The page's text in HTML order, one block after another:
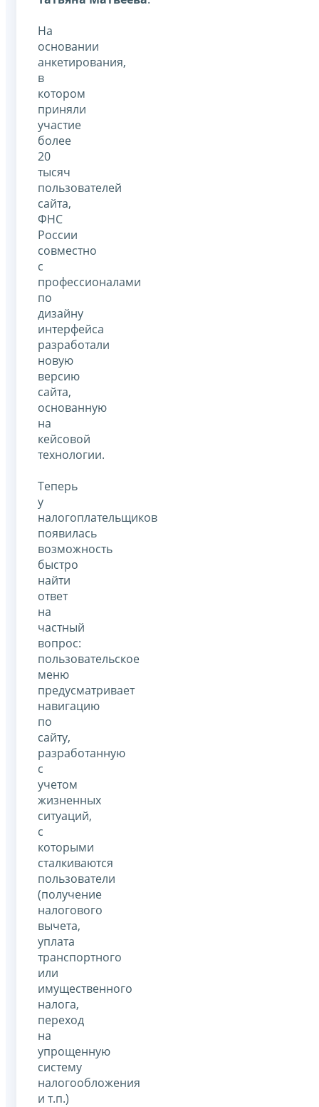
На
основании
анкетирования,
в
котором
приняли
участие
более
20
тысяч
пользователей
сайта,
ФНС
России
совместно
с
профессионалами
по
дизайну
интерфейса
разработали
новую
версию
сайта,
основанную
на
кейсовой
технологии.
Теперь
у
налогоплательщиков
появилась
возможность
быстро
найти
ответ
на
частный
вопрос:
пользовательское
меню
предусматривает
навигацию
по
сайту,
разработанную
с
учетом
жизненных
ситуаций,
с
которыми
сталкиваются
пользователи
(получение
налогового
вычета,
уплата
транспортного
или
имущественного
налога,
переход
на
упрощенную
систему
налогообложения
и т.п.)